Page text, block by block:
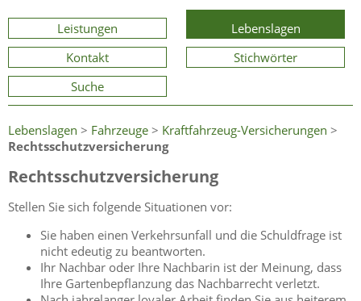
Leistungen
Lebenslagen
Kontakt
Stichwörter
Suche
Lebenslagen > Fahrzeuge > Kraftfahrzeug-Versicherungen >
Rechtsschutzversicherung
Rechtsschutzversicherung
Stellen Sie sich folgende Situationen vor:
Sie haben einen Verkehrsunfall und die Schuldfrage ist
nicht edeutig zu beantworten.
Ihr Nachbar oder Ihre Nachbarin ist der Meinung, dass
Ihre Gartenbepflanzung das Nachbarrecht verletzt.